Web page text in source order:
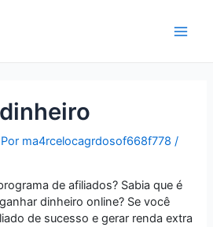
ma4rcelocagrdosof668f778/
de afiliados? Sabia que é
dinheiro online? Se você
de sucesso e gerar renda extra